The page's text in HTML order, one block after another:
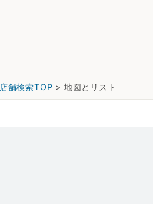
店舗検索TOP > 地図とリスト